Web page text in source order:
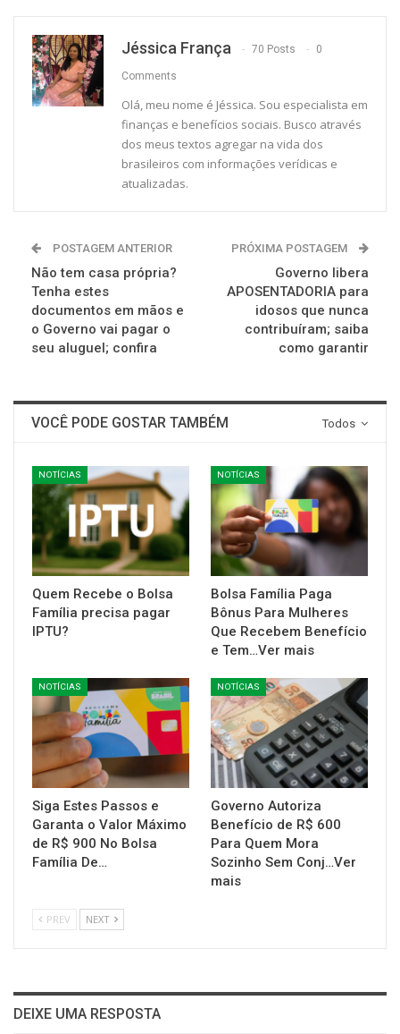
Jéssica França 70 Posts 0
Comments
Olá, meu nome é Jéssica. Sou especialista em
finanças e benefícios sociais. Busco através
dos meus textos agregar na vida dos
brasileiros com informações verídicas e
atualizadas.
POSTAGEM ANTERIOR
Não tem casa própria?
Tenha estes
documentos em mãos e
o Governo vai pagar o
seu aluguel; confira
PRÓXIMA POSTAGEM
Governo libera
APOSENTADORIA para
idosos que nunca
contribuíram; saiba
como garantir
Todos
VOCÊ PODE GOSTAR TAMBÉM
NOTÍCIAS
Quem Recebe o Bolsa
Família precisa pagar
IPTU?
NOTÍCIAS
Bolsa Família Paga
Bônus Para Mulheres
Que Recebem Benefício
e Tem…Ver mais
NOTÍCIAS
Siga Estes Passos e
Garanta o Valor Máximo
de R$ 900 No Bolsa
Família De…
NOTÍCIAS
Governo Autoriza
Benefício de R$ 600
Para Quem Mora
Sozinho Sem Conj…Ver
mais
PREV NEXT
DEIXE UMA RESPOSTA